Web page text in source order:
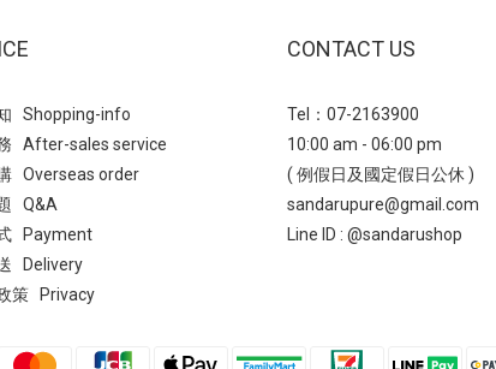
Shopping-info
After-sales service
Overseas order
Q&A
Payment
Delivery
策 Privacy
CONTACT US
Tel：07-2163900
10:00 am - 06:00 pm
( 例假日及國定假日公休 )
sandarupure@gmail.com
Line ID : @sandarushop